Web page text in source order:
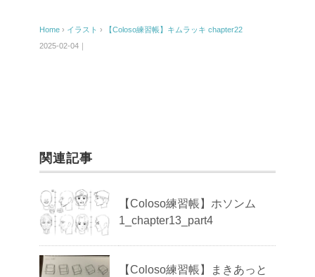
sk
ck
et
Home › イラスト ›
【Coloso練習帳】キムラッキ chapter22
2025-02-04｜
関連記事
【Coloso練習帳】ホソンム
1_chapter13_part4
【Coloso練習帳】まきあっと